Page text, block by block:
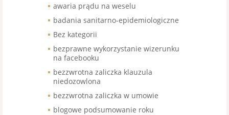
awaria prądu na weselu
badania sanitarno-epidemiologiczne
Bez kategorii
bezprawne wykorzystanie wizerunku
na facebooku
bezzwrotna zaliczka klauzula
niedozowlona
bezzwrotna zaliczka w umowie
blogowe podsumowanie roku